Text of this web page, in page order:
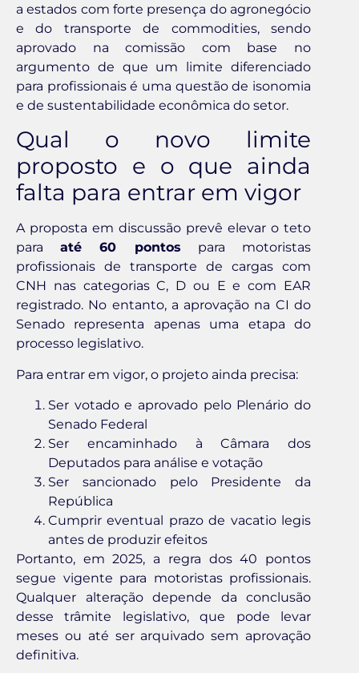
a estados com forte presença do agronegócio
e do transporte de commodities, sendo
aprovado na comissão com base no
argumento de que um limite diferenciado
para profissionais é uma questão de isonomia
e de sustentabilidade econômica do setor.
Qual o novo limite
proposto e o que ainda
falta para entrar em vigor
A proposta em discussão prevê elevar o teto
paraaté 60 pontos para motoristas
profissionais de transporte de cargas com
CNH nas categorias C, D ou E e com EAR
registrado. No entanto, a aprovação na CI do
Senado representa apenas uma etapa do
processo legislativo.
Para entrar em vigor, o projeto ainda precisa:
Ser votado e aprovado pelo Plenário do
Senado Federal
Ser encaminhado à Câmara dos
Deputados para análise e votação
Ser sancionado pelo Presidente da
República
Cumprir eventual prazo de vacatio legis
antes de produzir efeitos
Portanto, em 2025, a regra dos 40 pontos
segue vigente para motoristas profissionais.
Qualquer alteração depende da conclusão
desse trâmite legislativo, que pode levar
meses ou até ser arquivado sem aprovação
definitiva.